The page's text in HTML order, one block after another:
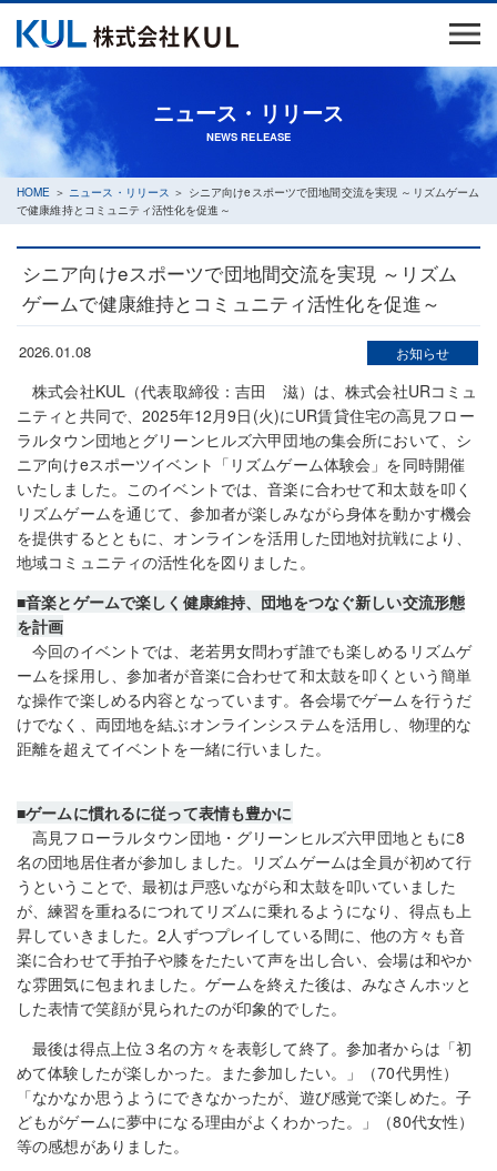
ニュース・リリース
NEWS RELEASE
HOME ＞ ニュース・リリース ＞ シニア向けeスポーツで団地間交流を実現 ～リズムゲーム
で健康維持とコミュニティ活性化を促進～
シニア向けeスポーツで団地間交流を実現 ～リズム
ゲームで健康維持とコミュニティ活性化を促進～
2026.01.08 お知らせ
株式会社KUL（代表取締役：吉田 滋）は、株式会社URコミュ
ニティと共同で、2025年12月9日(火)にUR賃貸住宅の高見フロー
ラルタウン団地とグリーンヒルズ六甲団地の集会所において、シ
ニア向けeスポーツイベント「リズムゲーム体験会」を同時開催
いたしました。このイベントでは、音楽に合わせて和太鼓を叩く
リズムゲームを通じて、参加者が楽しみながら身体を動かす機会
を提供するとともに、オンラインを活用した団地対抗戦により、
地域コミュニティの活性化を図りました。
■音楽とゲームで楽しく健康維持、団地をつなぐ新しい交流形態
を計画
今回のイベントでは、老若男女問わず誰でも楽しめるリズムゲ
ームを採用し、参加者が音楽に合わせて和太鼓を叩くという簡単
な操作で楽しめる内容となっています。各会場でゲームを行うだ
けでなく、両団地を結ぶオンラインシステムを活用し、物理的な
距離を超えてイベントを一緒に行いました。
■ゲームに慣れるに従って表情も豊かに
高見フローラルタウン団地・グリーンヒルズ六甲団地ともに8
名の団地居住者が参加しました。リズムゲームは全員が初めて行
うということで、最初は戸惑いながら和太鼓を叩いていました
が、練習を重ねるにつれてリズムに乗れるようになり、得点も上
昇していきました。2人ずつプレイしている間に、他の方々も音
楽に合わせて手拍子や膝をたたいて声を出し合い、会場は和やか
な雰囲気に包まれました。ゲームを終えた後は、みなさんホッと
した表情で笑顔が見られたのが印象的でした。
最後は得点上位３名の方々を表彰して終了。参加者からは「初
めて体験したが楽しかった。また参加したい。」（70代男性）
「なかなか思うようにできなかったが、遊び感覚で楽しめた。子
どもがゲームに夢中になる理由がよくわかった。」（80代女性）
等の感想がありました。